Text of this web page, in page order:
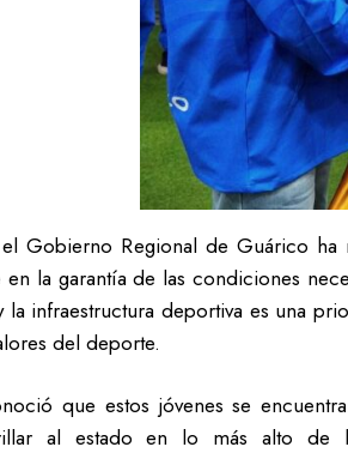
Gobierno Regional de Guárico
la garantía de las condiciones
la infraestructura deportiva es una
del deporte.
que estos jóvenes se
al estado en lo más alto de